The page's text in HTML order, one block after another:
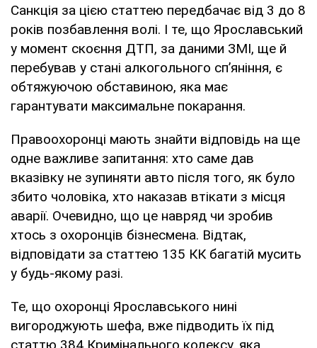
Санкція за цією статтею передбачає від 3 до 8
років позбавлення волі. І те, що Ярославський
у момент скоєння ДТП, за даними ЗМІ, ще й
перебував у стані алкогольного сп’яніння, є
обтяжуючою обставиною, яка має
гарантувати максимальне покарання.
Правоохоронці мають знайти відповідь на ще
одне важливе запитання: хто саме дав
вказівку не зупиняти авто після того, як було
збито чоловіка, хто наказав втікати з місця
аварії. Очевидно, що це навряд чи зробив
хтось з охоронців бізнесмена. Відтак,
відповідати за статтею 135 КК багатій мусить
у будь-якому разі.
Те, що охоронці Ярославського нині
вигороджують шефа, вже підводить їх під
статтю 384 Кримінального кодексу, яка